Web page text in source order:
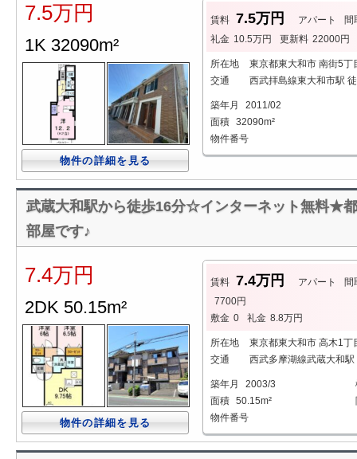
7.5万円
1K 32090m²
物件の詳細を見る
賃料 7.5万円 アパート
間
礼金 10.5万円 更新料 22000円
所在地
東京都東大和市 南街5丁
交通
西武拝島線東大和市駅
築年月
2011/02
面積 32090m²
物件番号
武蔵大和駅から徒歩16分☆インターネット無料★
部屋です♪
7.4万円
2DK 50.15m²
物件の詳細を見る
賃料 7.4万円 アパート
間
7700円
敷金 0 礼金 8.8万円
所在地
東京都東大和市 高木1丁
交通
西武多摩湖線武蔵大和
築年月 2003/3
面積 50.15m²
物件番号